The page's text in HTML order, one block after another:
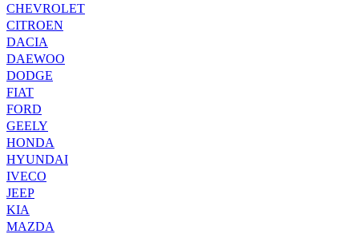
CHEVROLET
CITROEN
DACIA
DAEWOO
DODGE
FIAT
FORD
GEELY
HONDA
HYUNDAI
IVECO
JEEP
KIA
MAZDA